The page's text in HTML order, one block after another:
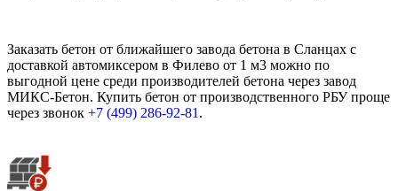
Заказать бетон от ближайшего завода бетона в Сланцах с
доставкой автомиксером в Филево от 1 м3 можно по
выгодной цене среди производителей бетона через завод
МИКС-Бетон. Купить бетон от производственного РБУ проще
через звонок +7 (499) 286-92-81 .